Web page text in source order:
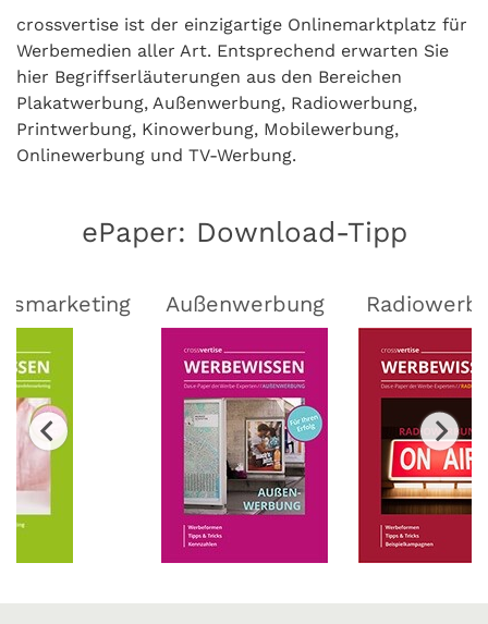
crossvertise ist der einzigartige Onlinemarktplatz für
Werbemedien aller Art. Entsprechend erwarten Sie
hier Begriffserläuterungen aus den Bereichen
Plakatwerbung, Außenwerbung, Radiowerbung,
Printwerbung, Kinowerbung, Mobilewerbung,
Onlinewerbung und TV-Werbung.
ePaper: Download-Tipp
Außenwerbung